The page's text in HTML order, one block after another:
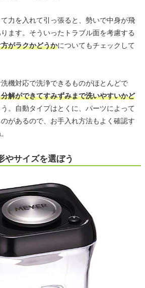
力を入れて引っ張ると、勢いで中身が飛
ます。そういったトラブル面を考慮する
がラクかどうかについてもチェックして
機対応で洗浄できるものがほとんどで
解ができてすみずみまで洗いやすいかど
。自動タイプはとくに、パーツによって
があるので、お手入れ方法もよく確認す
やサイズを選ぼう